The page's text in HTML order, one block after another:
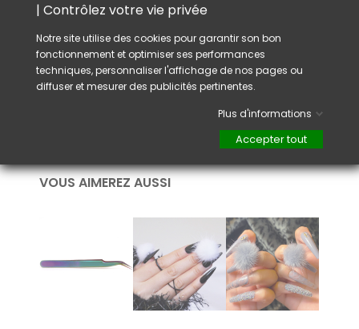
une meilleure adhérence.
Évitez d'appliquer la pièce magnétique trop
près du bord libre de l'ongle pour éviter tout
déplacement accidentel.
Stockage approprié : Lorsque vous ne les
utilisez pas, conservez les pompons
magnétiques dans un endroit propre et sec
pour éviter qu'ils ne se détériorent.
VOUS AIMEREZ AUSSI
| Contrôlez votre vie privée
Notre site utilise des cookies pour garantir son bon
fonctionnement et optimiser ses performances
techniques, personnaliser l'affichage de nos pages ou
diffuser et mesurer des publicités pertinentes.
Plus d'informations
Accepter tout